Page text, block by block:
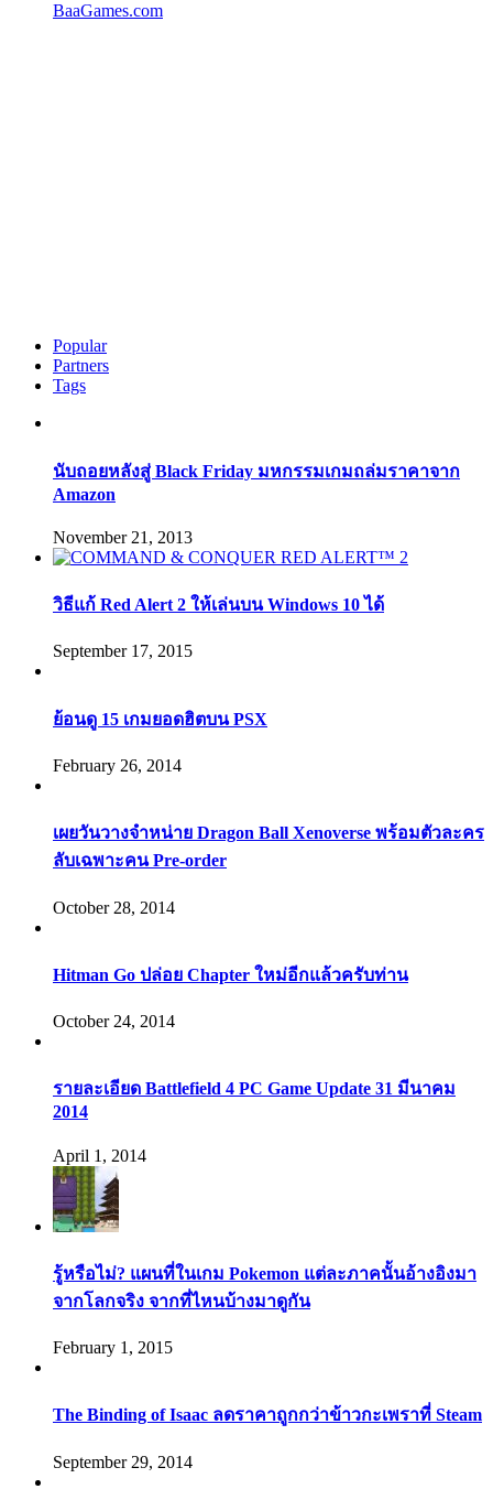
BaaGames.com
Popular
Partners
Tags
นับถอยหลังสู่ Black Friday มหกรรมเกมถล่มราคาจาก
Amazon
November 21, 2013
วิธีแก้ Red Alert 2 ให้เล่นบน Windows 10 ได้
September 17, 2015
ย้อนดู 15 เกมยอดฮิตบน PSX
February 26, 2014
เผยวันวางจำหน่าย Dragon Ball Xenoverse พร้อมตัวละคร
ลับเฉพาะคน Pre-order
October 28, 2014
Hitman Go ปล่อย Chapter ใหม่อีกแล้วครับท่าน
October 24, 2014
รายละเอียด Battlefield 4 PC Game Update 31 มีนาคม
2014
April 1, 2014
รู้หรือไม่? แผนที่ในเกม Pokemon แต่ละภาคนั้นอ้างอิงมา
จากโลกจริง จากที่ไหนบ้างมาดูกัน
February 1, 2015
The Binding of Isaac ลดราคาถูกกว่าข้าวกะเพราที่ Steam
September 29, 2014